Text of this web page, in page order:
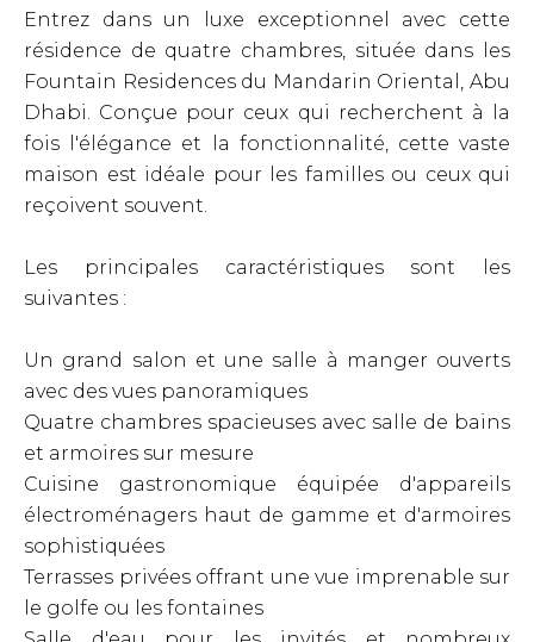
Entrez dans un luxe exceptionnel avec cette
résidence de quatre chambres, située dans les
Fountain Residences du Mandarin Oriental, Abu
Dhabi. Conçue pour ceux qui recherchent à la
fois l'élégance et la fonctionnalité, cette vaste
maison est idéale pour les familles ou ceux qui
reçoivent souvent.
Les principales caractéristiques sont les
suivantes :
Un grand salon et une salle à manger ouverts
avec des vues panoramiques
Quatre chambres spacieuses avec salle de bains
et armoires sur mesure
Cuisine gastronomique équipée d'appareils
électroménagers haut de gamme et d'armoires
sophistiquées
Terrasses privées offrant une vue imprenable sur
le golfe ou les fontaines